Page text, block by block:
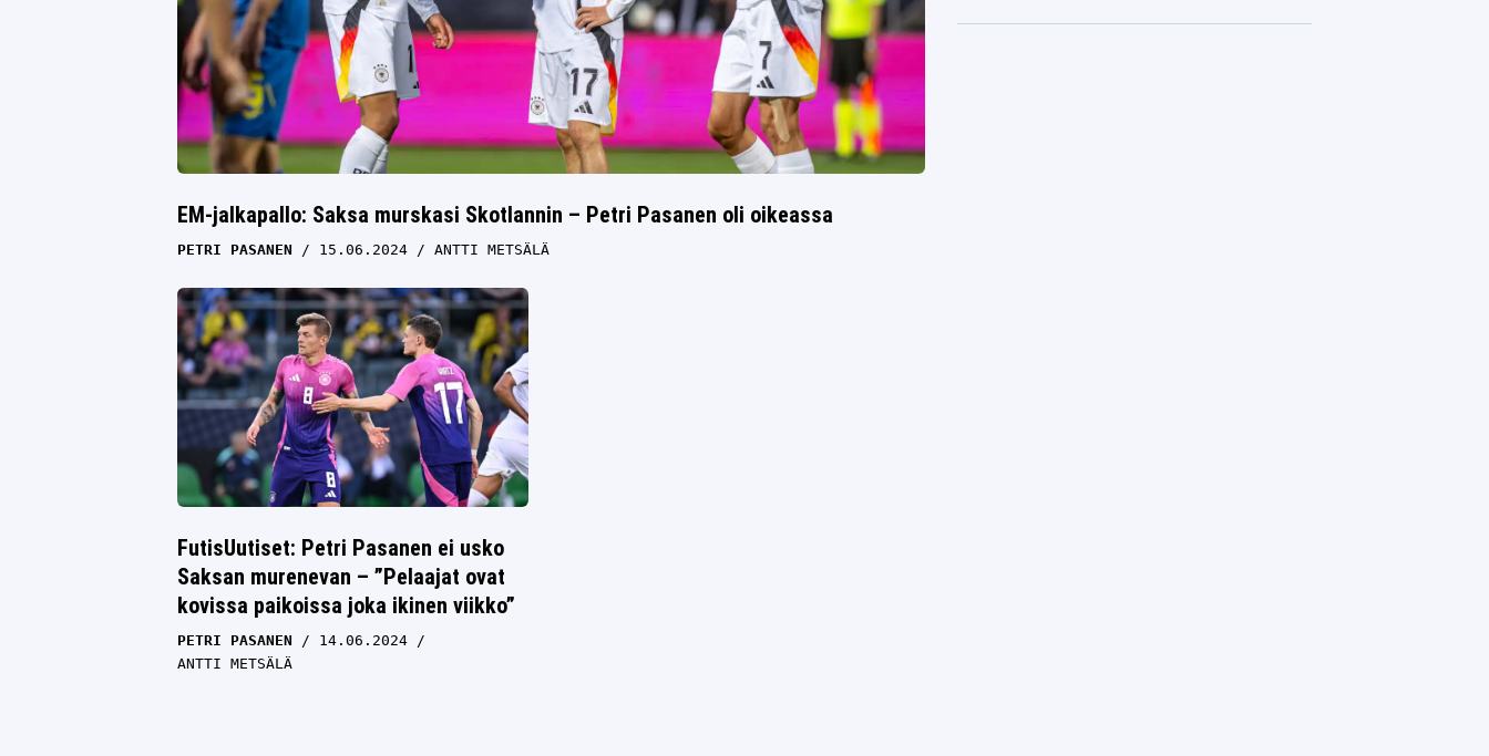
EM-jalkapallo: Saksa murskasi Skotlannin – Petri Pasanen oli oikeassa
PETRI PASANEN 15.06.2024 ANTTI METSÄLÄ
FutisUutiset: Petri Pasanen ei usko
Saksan murenevan – ”Pelaajat ovat
kovissa paikoissa joka ikinen viikko”
PETRI PASANEN
14.06.2024
ANTTI METSÄLÄ